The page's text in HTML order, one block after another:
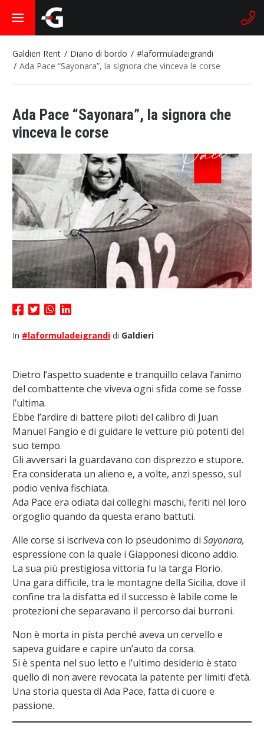
Galdieri Rent Diario di bordo
#laformuladeigrandi
Ada Pace “Sayonara”, la signora che vinceva le corse
Ada Pace “Sayonara”, la signora che
vinceva le corse
In #laformuladeigrandidi Galdieri
Dietro l’aspetto suadente e tranquillo celava l’animo
del combattente che viveva ogni sfida come se fosse
l’ultima.
Ebbe l’ardire di battere piloti del calibro di Juan
Manuel Fangio e di guidare le vetture più potenti del
suo tempo.
Gli avversari la guardavano con disprezzo e stupore.
Era considerata un alieno e, a volte, anzi spesso, sul
podio veniva fischiata.
Ada Pace era odiata dai colleghi maschi, feriti nel loro
orgoglio quando da questa erano battuti.
Alle corse si iscriveva con lo pseudonimo di Sayonara,
espressione con la quale i Giapponesi dicono addio.
La sua più prestigiosa vittoria fu la targa Florio.
Una gara difficile, tra le montagne della Sicilia, dove il
confine tra la disfatta ed il successo è labile come le
protezioni che separavano il percorso dai burroni.
Non è morta in pista perché aveva un cervello e
sapeva guidare e capire un’auto da corsa.
Si è spenta nel suo letto e l’ultimo desiderio è stato
quello di non avere revocata la patente per limiti d’età.
Una storia questa di Ada Pace, fatta di cuore e
passione.